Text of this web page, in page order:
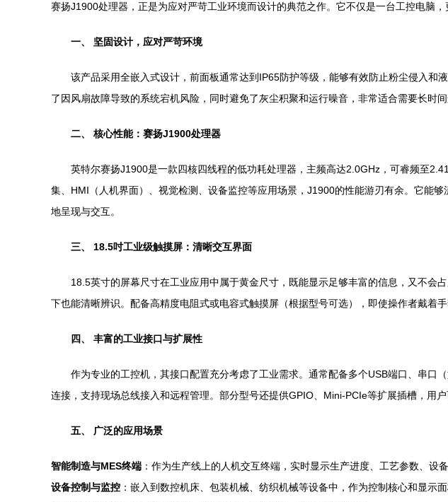
赛扬J1900处理器，正是为应对严苛工业环境而设计的典范之作。它不仅是一台工控电脑
一、 坚固设计，应对严苛环境
该产品采用全嵌入式设计，前面板通常达到IP65防护等级，能够有效防止粉尘侵入
了因风扇故障导致的系统宕机风险，同时避免了灰尘积聚和运行噪音，非常适合需要长时
二、 核心性能：赛扬J1900处理器
英特尔赛扬J1900是一款四核四线程的低功耗处理器，主频高达2.0GHz，可睿频至
集、HMI（人机界面）、视觉检测、设备监控等应用场景，J1900的性能游刃有余。它能
地呈现与交互。
三、 18.5吋工业级触摸屏：清晰交互界面
18.5英寸的屏幕尺寸在工业应用中属于黄金尺寸，既能显示足够丰富的信息，又不会
下也能清晰辨识。配备高精度电阻式或电容式触摸屏（根据型号可选），即使操作者戴着
四、 丰富的工业接口与扩展性
作为专业的工控机，其接口配置充分考虑了工业需求。通常配备多个USB端口、串
连接，支持现场总线接入和远程管理。部分型号还提供GPIO、Mini-PCIe等扩展插槽，用
五、 广泛的应用场景
智能制造与MES终端 ：作为生产线上的人机交互终端，实时显示生产进度、工艺参数、设
设备控制与监控 ：嵌入到数控机床、包装机械、纺织机械等设备中，作为控制核心和显示面